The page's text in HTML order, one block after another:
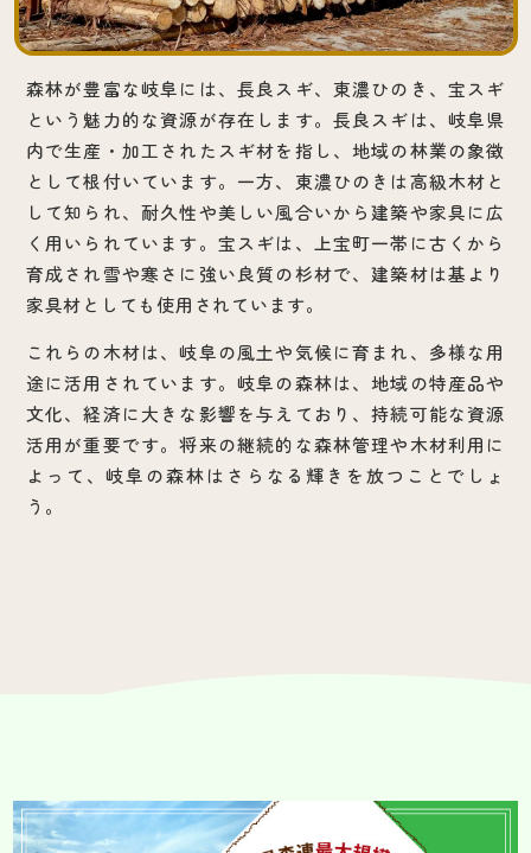
森林が豊富な岐阜には、長良スギ、東濃ひのき、宝スギ
という魅力的な資源が存在します。長良スギは、岐阜県
内で生産・加工されたスギ材を指し、地域の林業の象徴
として根付いています。一方、東濃ひのきは高級木材と
して知られ、耐久性や美しい風合いから建築や家具に広
く用いられています。宝スギは、上宝町一帯に古くから
育成され雪や寒さに強い良質の杉材で、建築材は基より
家具材としても使用されています。
これらの木材は、岐阜の風土や気候に育まれ、多様な用
途に活用されています。岐阜の森林は、地域の特産品や
文化、経済に大きな影響を与えており、持続可能な資源
活用が重要です。将来の継続的な森林管理や木材利用に
よって、岐阜の森林はさらなる輝きを放つことでしょ
う。